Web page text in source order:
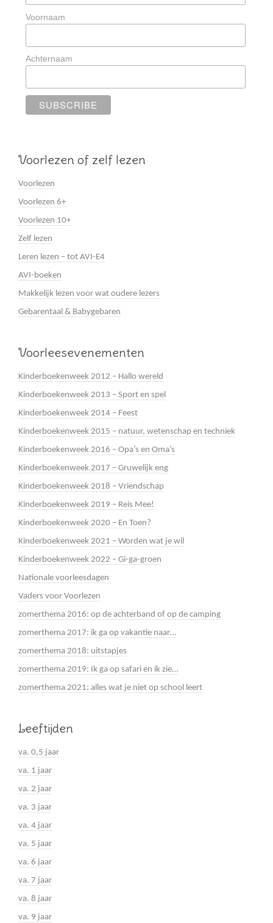
Voornaam
Achternaam
Voorlezen of zelf lezen
Voorlezen
Voorlezen 6+
Voorlezen 10+
Zelf lezen
Leren lezen – tot AVI-E4
AVI-boeken
Makkelijk lezen voor wat oudere lezers
Gebarentaal & Babygebaren
Voorleesevenementen
Kinderboekenweek 2012 – Hallo wereld
Kinderboekenweek 2013 – Sport en spel
Kinderboekenweek 2014 – Feest
Kinderboekenweek 2015 – natuur, wetenschap en techniek
Kinderboekenweek 2016 – Opa’s en Oma’s
Kinderboekenweek 2017 – Gruwelijk eng
Kinderboekenweek 2018 – Vriendschap
Kinderboekenweek 2019 – Reis Mee!
Kinderboekenweek 2020 – En Toen?
Kinderboekenweek 2021 – Worden wat je wil
Kinderboekenweek 2022 – Gi-ga-groen
Nationale voorleesdagen
Vaders voor Voorlezen
zomerthema 2016: op de achterband of op de camping
zomerthema 2017: ik ga op vakantie naar…
zomerthema 2018: uitstapjes
zomerthema 2019: Ik ga op safari en ik zie…
zomerthema 2021: alles wat je niet op school leert
Leeftijden
va. 0,5 jaar
va. 1 jaar
va. 2 jaar
va. 3 jaar
va. 4 jaar
va. 5 jaar
va. 6 jaar
va. 7 jaar
va. 8 jaar
va. 9 jaar